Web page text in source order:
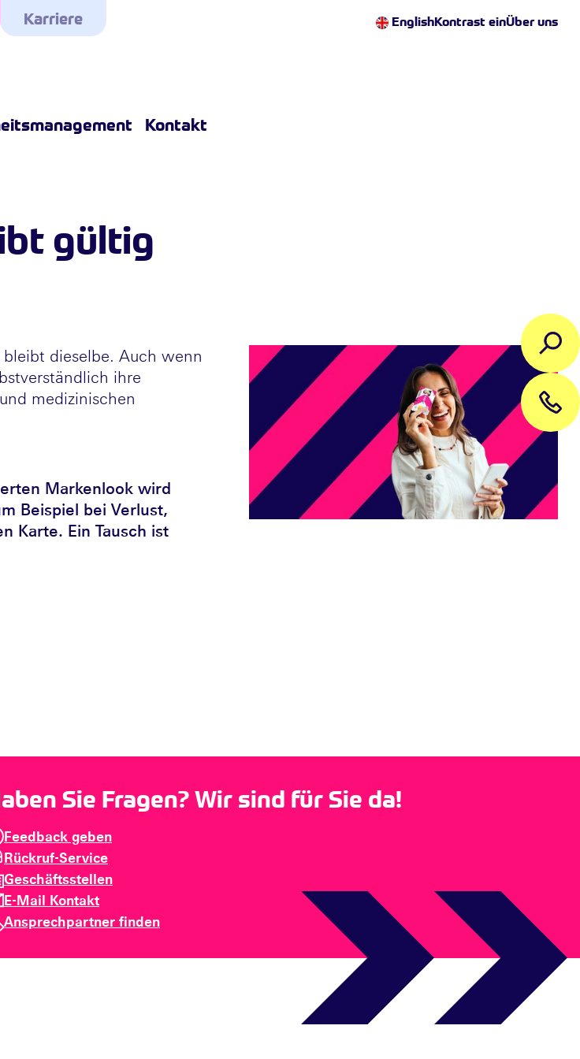
Karriere EnglishKontrast einÜber uns
Kontakt
gültig
bleibt dieselbe. Auch wenn
ihre
medizinischen
Markenlook wird
Beispiel bei Verlust,
Karte. Ein Tausch ist
Sie Fragen? Wir sind für Sie da!
Feedback geben
Rückruf-Service
Geschäftsstellen
E-Mail Kontakt
Ansprechpartner finden